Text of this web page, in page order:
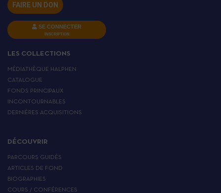
FAIRE UN DON
SE CONNECTER
INSCRIPTION
LES COLLECTIONS
MÉDIATHÈQUE HALPHEN
CATALOGUE
FONDS PRINCIPAUX
INCONTOURNABLES
DERNIÈRES ACQUISITIONS
DÉCOUVRIR
PARCOURS GUIDÉS
ARTICLES DE FOND
BIOGRAPHIES
COURS / CONFÉRENCES